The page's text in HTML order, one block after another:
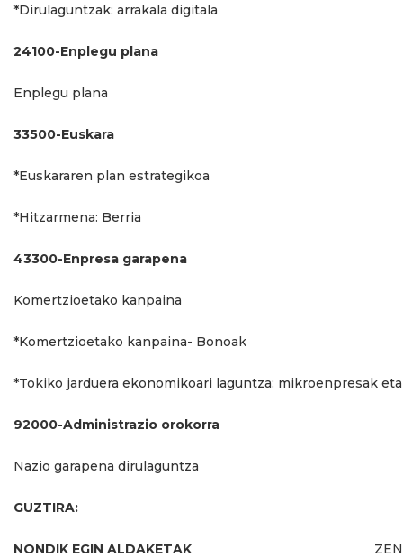
*Dirulaguntzak: arrakala digitala
24100-Enplegu plana
Enplegu plana
33500-Euskara
*Euskararen plan estrategikoa
*Hitzarmena: Berria
43300-Enpresa garapena
Komertzioetako kanpaina
*Komertzioetako kanpaina- Bonoak
*Tokiko jarduera ekonomikoari laguntza: mikroenpresak
92000-Administrazio orokorra
Nazio garapena dirulaguntza
GUZTIRA:
NONDIK EGIN ALDAKETAK